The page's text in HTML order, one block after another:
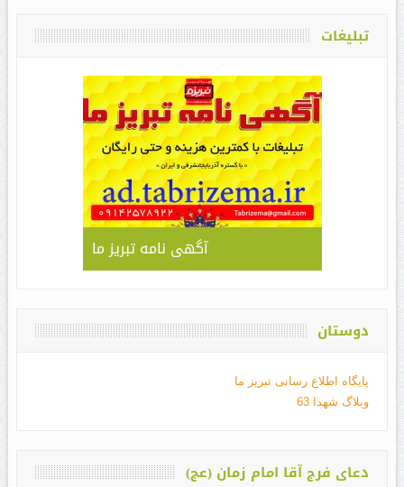
تبلیغات
آگهی نامه تبریز ما
دوستان
پایگاه اطلاع رسانی تبریز ما
وبلاگ شهدا 63
دعای فرج آقا امام زمان (عج)